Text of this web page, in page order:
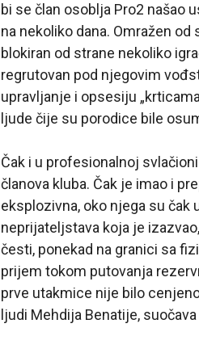
bi se član osoblja Pro2 našao
na nekoliko dana. Omražen
blokiran od strane nekoliko
regrutovan pod njegovim
upravljanje i opsesiju
ljude čije su porodice bile
Čak i u profesionalnoj
članova kluba. Čak je imao i
eksplozivna, oko njega su
neprijateljstava koja je
česti, ponekad na granici sa
prijem tokom putovanja
prve utakmice nije bilo
ljudi Mehdija Benatije,